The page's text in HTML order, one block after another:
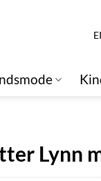
Lynn